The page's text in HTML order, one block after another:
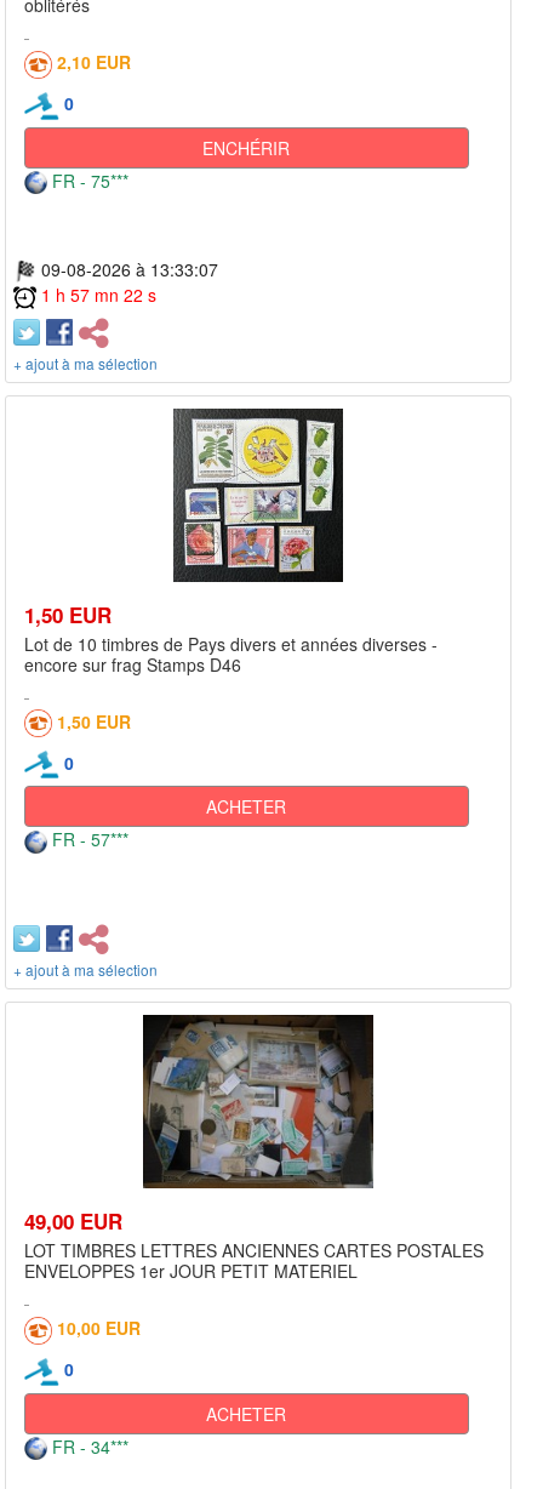
2,10 EUR
0
ENCHÉRIR
FR - 75***
09-08-2026 à 13:33:07
1 h 57 mn 22 s
+ ajout à ma sélection
1,50 EUR
Lot de 10 timbres de Pays divers et années diverses -
encore sur frag Stamps D46
1,50 EUR
0
ACHETER
FR - 57***
+ ajout à ma sélection
49,00 EUR
LOT TIMBRES LETTRES ANCIENNES CARTES POSTALES
ENVELOPPES 1er JOUR PETIT MATERIEL
10,00 EUR
0
ACHETER
FR - 34***